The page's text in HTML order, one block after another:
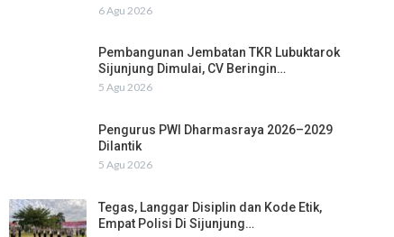
6 Agu 2026
Pembangunan Jembatan TKR Lubuktarok
Sijunjung Dimulai, CV Beringin…
5 Agu 2026
Pengurus PWI Dharmasraya 2026–2029
Dilantik
5 Agu 2026
Tegas, Langgar Disiplin dan Kode Etik,
Empat Polisi Di Sijunjung…